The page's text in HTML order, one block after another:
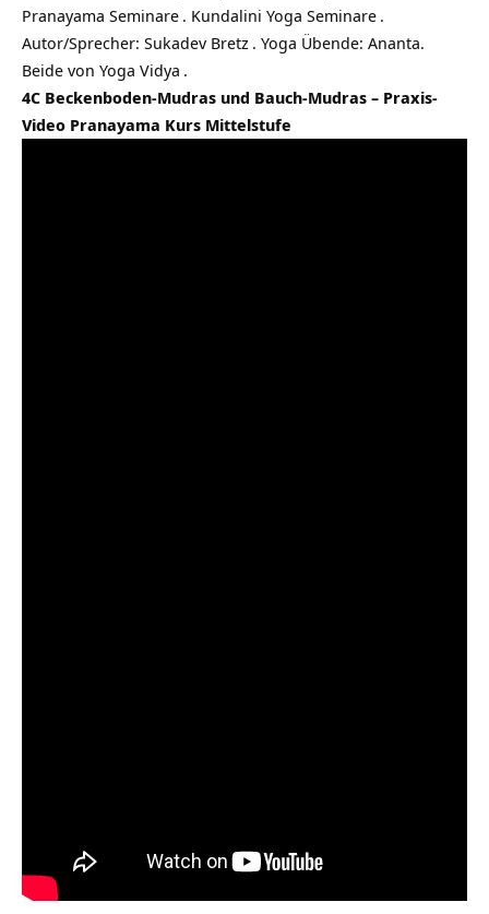
Pranayama Seminare . Kundalini Yoga Seminare .
Autor/Sprecher: Sukadev Bretz . Yoga Übende: Ananta.
Beide von Yoga Vidya .
4C Beckenboden-Mudras und Bauch-Mudras – Praxis-
Video Pranayama Kurs Mittelstufe